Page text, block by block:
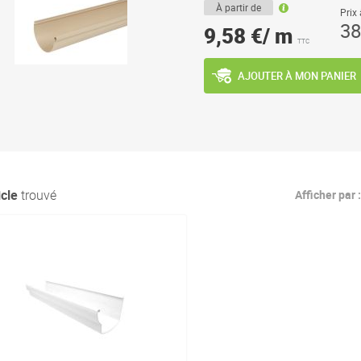
À partir de
9,58 €/ m TTC
Prix
AJOUTER À MON PANIER
trouvé Afficher par :